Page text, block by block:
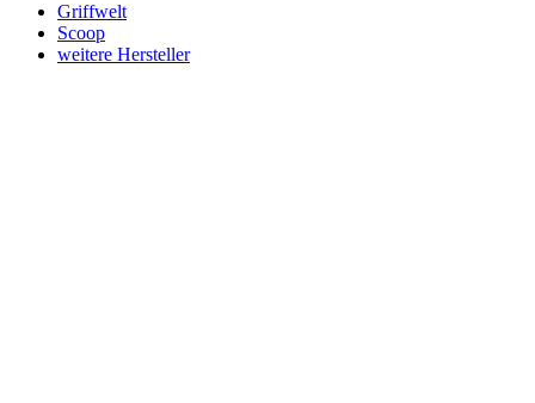
Griffwelt
Scoop
weitere Hersteller